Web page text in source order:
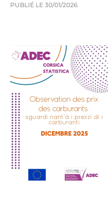
PUBLIÉ LE 30/01/2026